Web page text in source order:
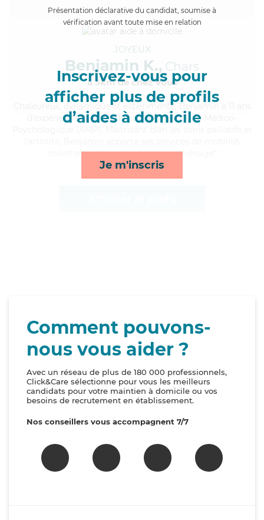
Présentation déclarative du candidat, soumise à
vérification avant toute mise en relation
Inscrivez-vous pour
afficher plus de profils
d’aides à domicile
Je m'inscris
JOYEUX
Benjamin K., Chars
à 5km de chez Vous
, dynamique et expérimenté, Benjamin a 11 ans
d'expérience et possède un diplôme d'Aide Médico-
toilette/habillage, transports et ménage*
Comment pouvons-
nous vous aider ?
Avec un réseau de plus de 180 000 professionnels,
Click&Care sélectionne pour vous les meilleurs
candidats pour votre maintien à domicile ou vos
besoins de recrutement en établissement.
Nos conseillers vous accompagnent 7/7